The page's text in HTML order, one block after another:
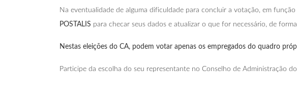
Na eventualidade de alguma dificuldade para concluir a votação, em
POSTALIS para checar seus dados e atualizar o que for necessário, de
Nestas eleições do CA, podem votar apenas os empregados do quadro
Participe da escolha do seu representante no Conselho de Administração